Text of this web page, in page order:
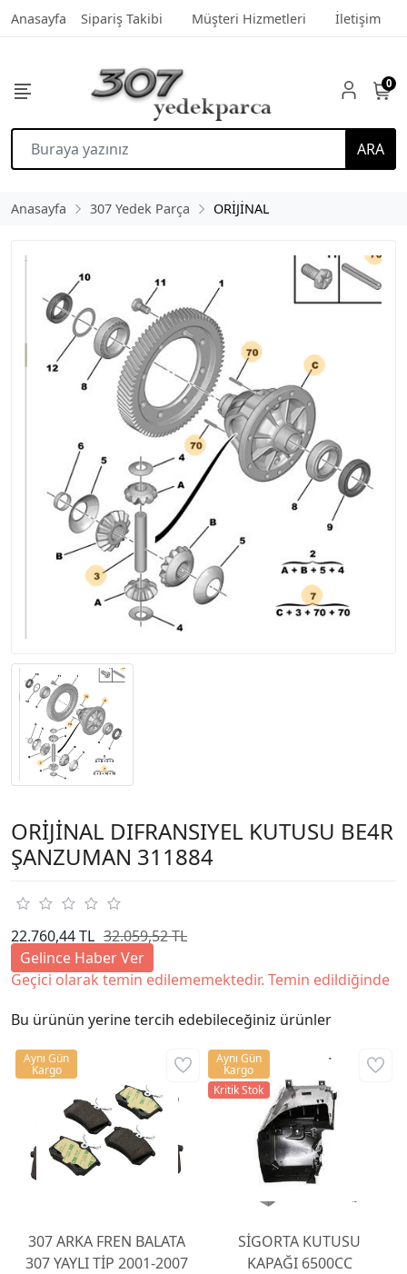
Anasayfa Sipariş Takibi Müşteri Hizmetleri İletişim
ARA
0
Anasayfa 307 Yedek Parça ORİJİNAL
ORİJİNAL DIFRANSIYEL KUTUSU BE4R
ŞANZUMAN 311884
22.760,44 TL 32.059,52 TL
Gelince Haber Ver
Geçici olarak temin edilememektedir. Temin edildiğinde
Bu ürünün yerine tercih edebileceğiniz ürünler
307 ARKA FREN BALATA
307 YAYLI TİP 2001-2007
Aynı Gün
Kargo
SİGORTA KUTUSU
KAPAĞI 6500CC
Aynı Gün
Kargo
Kritik Stok